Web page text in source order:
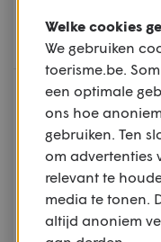
WhatsApp
Welke cookies
We gebruiken
toerisme.be.
een optimale
ons hoe
gebruiken. Ten
om advertenties
relevant te
media te tonen.
altijd anoniem